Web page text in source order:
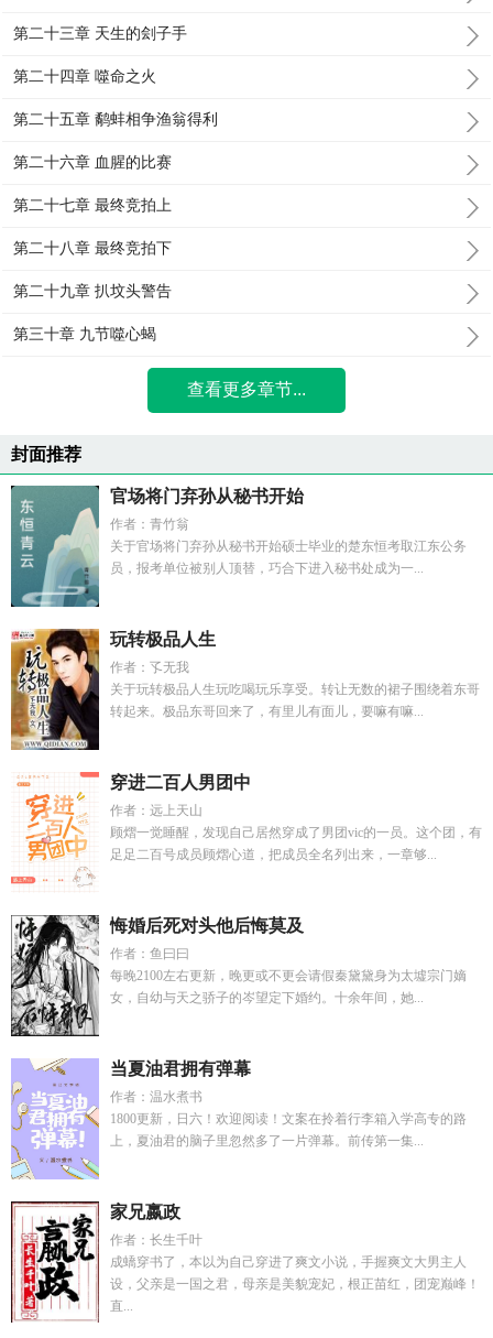
第二十三章 天生的刽子手
第二十四章 噬命之火
第二十五章 鹬蚌相争渔翁得利
第二十六章 血腥的比赛
第二十七章 最终竞拍上
第二十八章 最终竞拍下
第二十九章 扒坟头警告
第三十章 九节噬心蝎
查看更多章节...
封面推荐
官场将门弃孙从秘书开始
作者：青竹翁
关于官场将门弃孙从秘书开始硕士毕业的楚东恒考取江东公务
员，报考单位被别人顶替，巧合下进入秘书处成为一...
玩转极品人生
作者：孓无我
关于玩转极品人生玩吃喝玩乐享受。转让无数的裙子围绕着东哥
转起来。极品东哥回来了，有里儿有面儿，要嘛有嘛...
穿进二百人男团中
作者：远上天山
顾熠一觉睡醒，发现自己居然穿成了男团vic的一员。这个团，有
足足二百号成员顾熠心道，把成员全名列出来，一章够...
悔婚后死对头他后悔莫及
作者：鱼曰曰
每晚2100左右更新，晚更或不更会请假秦黛黛身为太墟宗门嫡
女，自幼与天之骄子的岑望定下婚约。十余年间，她...
当夏油君拥有弹幕
作者：温水煮书
1800更新，日六！欢迎阅读！文案在拎着行李箱入学高专的路
上，夏油君的脑子里忽然多了一片弹幕。前传第一集...
家兄嬴政
作者：长生千叶
成蟜穿书了，本以为自己穿进了爽文小说，手握爽文大男主人
设，父亲是一国之君，母亲是美貌宠妃，根正苗红，团宠巅峰！
直...